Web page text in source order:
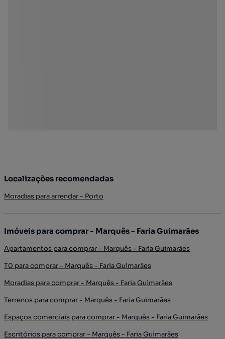
Localizações recomendadas
Moradias para arrendar - Porto
Imóveis para comprar - Marquês - Faria Guimarães
Apartamentos para comprar - Marquês - Faria Guimarães
T0 para comprar - Marquês - Faria Guimarães
Moradias para comprar - Marquês - Faria Guimarães
Terrenos para comprar - Marquês - Faria Guimarães
Espaços comerciais para comprar - Marquês - Faria Guimarães
Escritórios para comprar - Marquês - Faria Guimarães